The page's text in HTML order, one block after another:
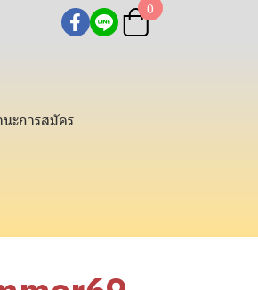
0
ะการสมัคร